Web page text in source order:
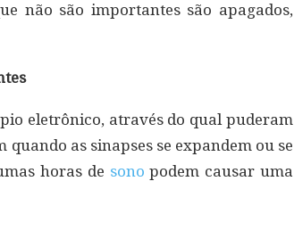
não são importantes são apagados,
eletrônico, através do qual puderam
as sinapses se expandem ou se
horas de sono podem causar uma